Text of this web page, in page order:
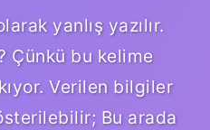
yanlış yazılır.
Çünkü bu kelime
Verilen bilgiler
Bu arada